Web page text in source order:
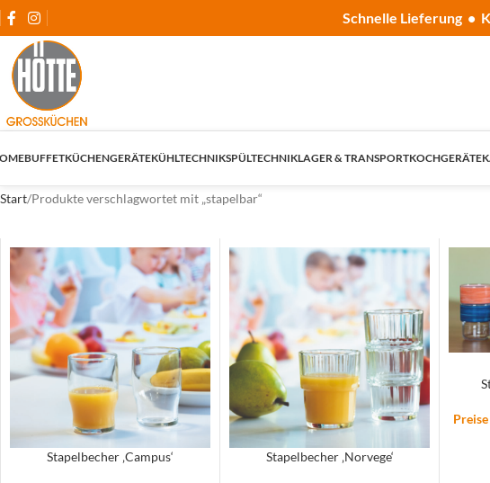
Schnelle Lieferung •
BUFFETKÜCHENGERÄTEKÜHLTECHNIKSPÜLTECHNIKLAGER & TRANSPORTKOCHGERÄTE
Start Produkte verschlagwortet mit „stapelbar“
Stapelbecher ‚Campus‘ Stapelbecher ‚Norvege‘